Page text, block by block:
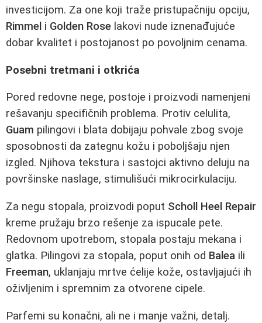
investicijom. Za one koji traže pristupačniju opciju,
Rimmel i Golden Rose lakovi nude iznenađujuće
dobar kvalitet i postojanost po povoljnim cenama.
Posebni tretmani i otkrića
Pored redovne nege, postoje i proizvodi namenjeni
rešavanju specifičnih problema. Protiv celulita,
Guam pilingovi i blata dobijaju pohvale zbog svoje
sposobnosti da zategnu kožu i poboljšaju njen
izgled. Njihova tekstura i sastojci aktivno deluju na
površinske naslage, stimulišući mikrocirkulaciju.
Za negu stopala, proizvodi poput Scholl Heel Repair
kreme pružaju brzo rešenje za ispucale pete.
Redovnom upotrebom, stopala postaju mekana i
glatka. Pilingovi za stopala, poput onih od Balea ili
Freeman, uklanjaju mrtve ćelije kože, ostavljajući ih
oživljenim i spremnim za otvorene cipele.
Parfemi su konačni, ali ne i manje važni, detalj.